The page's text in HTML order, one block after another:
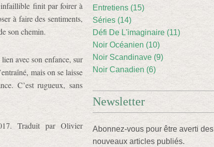
finit par foirer à
à faire des sentiments,
son chemin.
avec son enfance, sur
mais on se laisse
C’est rugueux, sans
Traduit par Olivier
Entretiens (15)
Séries (14)
Défi De L'imaginaire (11)
Noir Océanien (10)
Noir Scandinave (9)
Noir Canadien (6)
Newsletter
Abonnez-vous pour être averti des
nouveaux articles publiés.